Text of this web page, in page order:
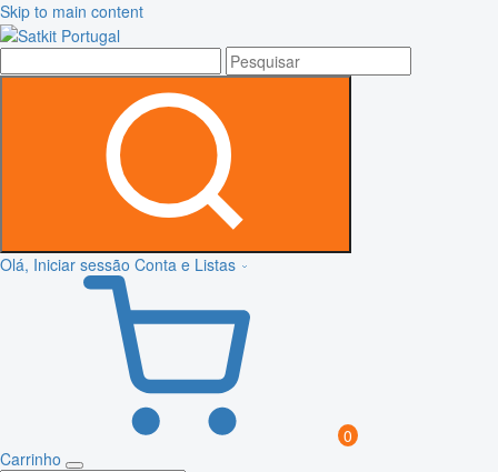
Skip to main content
Olá, Iniciar sessão Conta e Listas
0
Carrinho